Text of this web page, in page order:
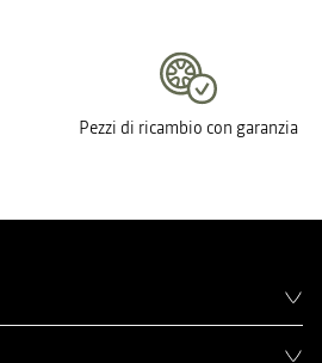
Pezzi di ricambio con garanzia